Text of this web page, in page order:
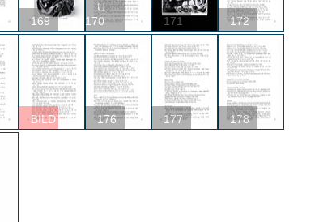
169
U
170
171 172
BILD 176 177 178